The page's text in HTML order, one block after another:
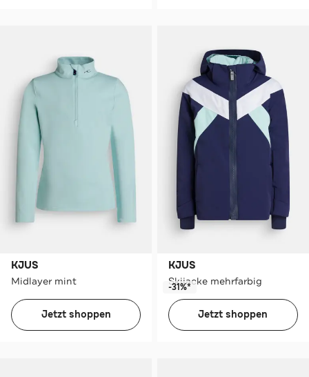
KJUS
Midlayer mint
Jetzt shoppen
KJUS
Skijacke mehrfarbig
-31%*
Jetzt shoppen